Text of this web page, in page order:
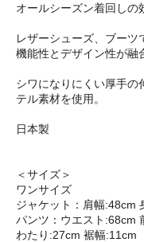
オールシーズン着回しの
レザーシューズ、ブーツ
機能性とデザイン性が融
シワになりにくい厚手の
テル素材を使用。
日本製
＜サイズ＞
ワンサイズ
ジャケット：肩幅:48cm
パンツ：ウエスト:68cm
わたり:27cm 裾幅:11cm